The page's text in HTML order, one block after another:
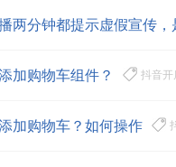
两分钟都提示虚假宣传，
加购物车组件？ 抖音开
加购物车？如何操作